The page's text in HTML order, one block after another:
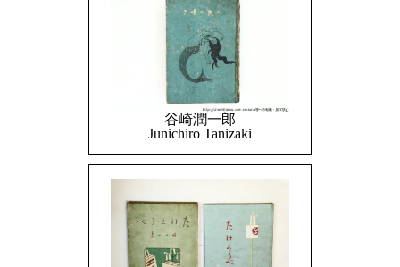
谷崎潤一郎
Junichiro Tanizaki